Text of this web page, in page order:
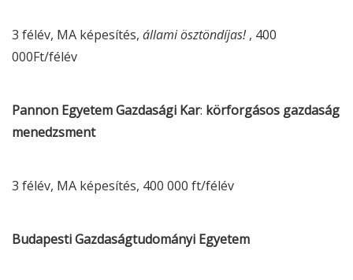
3 félév, MA képesítés, állami ösztöndíjas!, 400
000Ft/félév
Pannon Egyetem Gazdasági Kar: körforgásos gazdaság
menedzsment
3 félév, MA képesítés, 400 000 ft/félév
Budapesti Gazdaságtudományi Egyetem